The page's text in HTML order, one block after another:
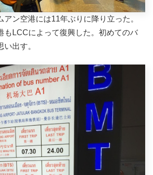
アン空港には11年ぶりに降り立った。
もLCCによって復興した。初めてのバ
い出す。